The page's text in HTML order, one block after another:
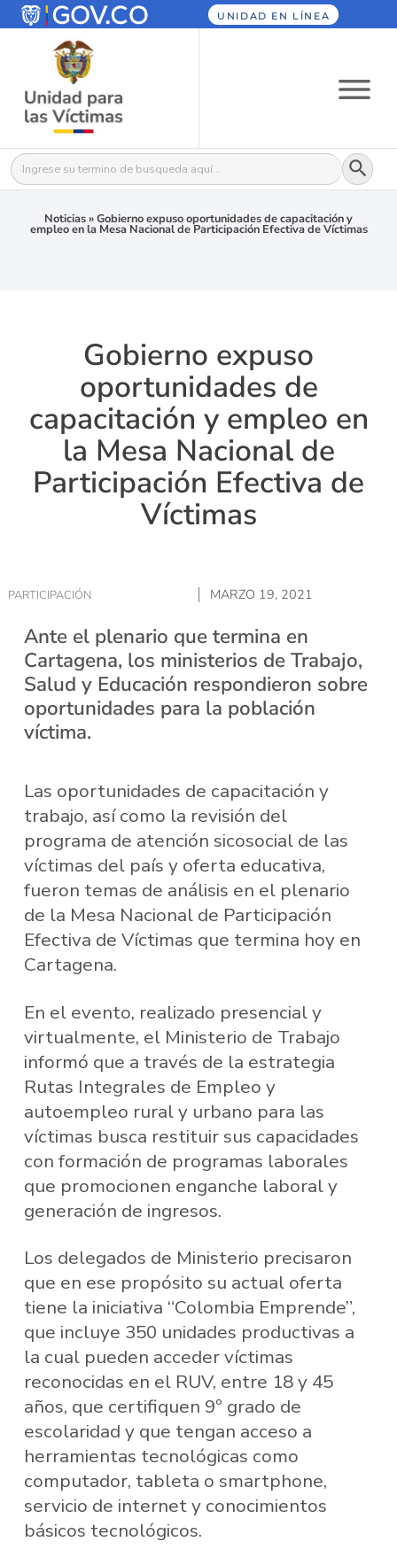
UNIDAD EN LÍNEA
Buscar: Botón
Noticias»Gobierno expuso oportunidades de capacitación y
empleo en la Mesa Nacional de Participación Efectiva de Víctimas
Gobierno expuso
oportunidades de
capacitación y empleo en
la Mesa Nacional de
Participación Efectiva de
Víctimas
PARTICIPACIÓN MARZO 19, 2021
Ante el plenario que termina en
Cartagena, los ministerios de Trabajo,
Salud y Educación respondieron sobre
oportunidades para la población
víctima.
Las oportunidades de capacitación y
trabajo, así como la revisión del
programa de atención sicosocial de las
víctimas del país y oferta educativa,
fueron temas de análisis en el plenario
de la Mesa Nacional de Participación
Efectiva de Víctimas que termina hoy en
Cartagena.
En el evento, realizado presencial y
virtualmente, el Ministerio de Trabajo
informó que a través de la estrategia
Rutas Integrales de Empleo y
autoempleo rural y urbano para las
víctimas busca restituir sus capacidades
con formación de programas laborales
que promocionen enganche laboral y
generación de ingresos.
Los delegados de Ministerio precisaron
que en ese propósito su actual oferta
tiene la iniciativa “Colombia Emprende”,
que incluye 350 unidades productivas a
la cual pueden acceder víctimas
reconocidas en el RUV, entre 18 y 45
años, que certifiquen 9º grado de
escolaridad y que tengan acceso a
herramientas tecnológicas como
computador, tableta o smartphone,
servicio de internet y conocimientos
básicos tecnológicos.